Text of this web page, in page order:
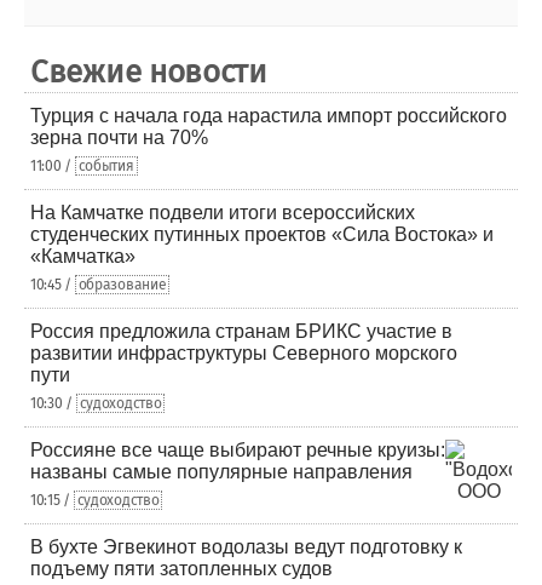
Свежие новости
Турция с начала года нарастила импорт российского
зерна почти на 70%
11:00 / события
На Камчатке подвели итоги всероссийских
студенческих путинных проектов «Сила Востока» и
«Камчатка»
10:45 / образование
Россия предложила странам БРИКС участие в
развитии инфраструктуры Северного морского
пути
10:30 / судоходство
Россияне все чаще выбирают речные круизы:
названы самые популярные направления
10:15 / судоходство
В бухте Эгвекинот водолазы ведут подготовку к
подъему пяти затопленных судов